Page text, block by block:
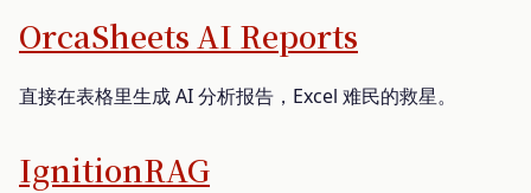
OrcaSheets AI Reports
直接在表格里生成 AI 分析报告，Excel 难民的救星。
IgnitionRAG